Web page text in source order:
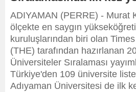
ADIYAMAN (PERRE) - Murat
ölçekte en saygın
kuruluşlarından biri olan
(THE) tarafından hazırlanan
Üniversiteler Sıralaması
Türkiye'den 109 üniversite
Adıyaman Üniversitesi de ilk